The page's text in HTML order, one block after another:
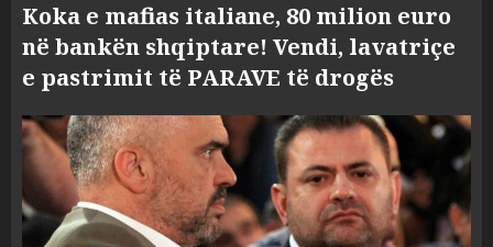
Koka e mafias italiane, 80 milion euro
në bankën shqiptare! Vendi, lavatriçe
e pastrimit të PARAVE të drogës